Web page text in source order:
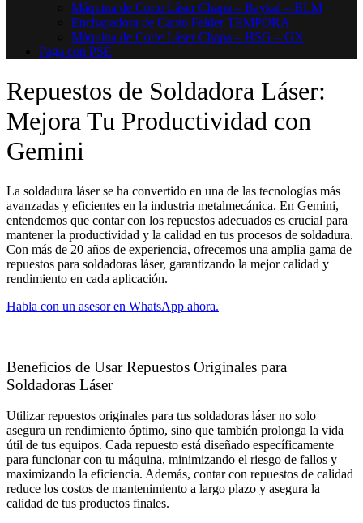
Máquina de Corte Láser Chapa – Baykal – BLM
Enchapadora de Canto Felder TEMPORA
Máquina de Corte Láser Chapa – HSG – GX
Paga con PSE
Repuestos de Soldadora Láser:
Mejora Tu Productividad con
Gemini
La soldadura láser se ha convertido en una de las tecnologías más
avanzadas y eficientes en la industria metalmecánica. En Gemini,
entendemos que contar con los repuestos adecuados es crucial para
mantener la productividad y la calidad en tus procesos de soldadura.
Con más de 20 años de experiencia, ofrecemos una amplia gama de
repuestos para soldadoras láser, garantizando la mejor calidad y
rendimiento en cada aplicación.
Habla con un asesor en WhatsApp ahora.
Beneficios de Usar Repuestos Originales para
Soldadoras Láser
Utilizar repuestos originales para tus soldadoras láser no solo
asegura un rendimiento óptimo, sino que también prolonga la vida
útil de tus equipos. Cada repuesto está diseñado específicamente
para funcionar con tu máquina, minimizando el riesgo de fallos y
maximizando la eficiencia. Además, contar con repuestos de calidad
reduce los costos de mantenimiento a largo plazo y asegura la
calidad de tus productos finales.